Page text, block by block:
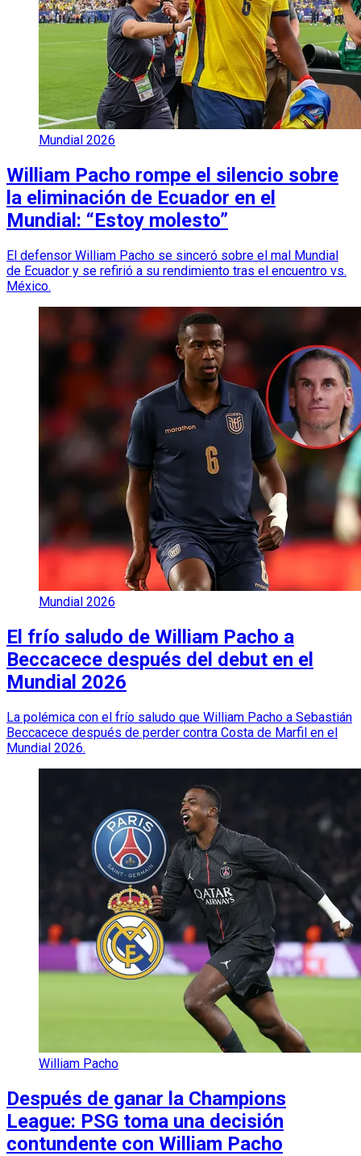
Mundial 2026
William Pacho rompe el silencio sobre
la eliminación de Ecuador en el
Mundial: “Estoy molesto”
El defensor William Pacho se sinceró sobre el mal Mundial
de Ecuador y se refirió a su rendimiento tras el encuentro vs.
México.
Mundial 2026
El frío saludo de William Pacho a
Beccacece después del debut en el
Mundial 2026
La polémica con el frío saludo que William Pacho a Sebastián
Beccacece después de perder contra Costa de Marfil en el
Mundial 2026.
William Pacho
Después de ganar la Champions
League: PSG toma una decisión
contundente con William Pacho